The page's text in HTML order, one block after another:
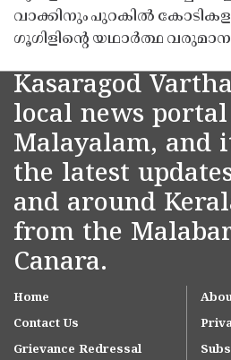
വാക്കിനും പുറകിൽ
ഗൂഗിളിന്റെ യഥാർത്ഥ
Kasaragod
local news
Malayalam, and
the latest
and around
from the
Canara.
Home
Contact Us
Grievance Redressal